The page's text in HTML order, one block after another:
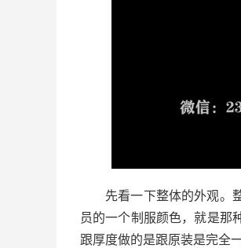
先看一下整体的外观。
员的一个制服颜色，就是那
跟厚度做的是跟原装是完全一